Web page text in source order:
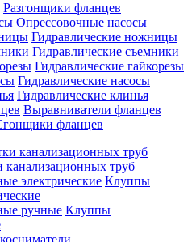
Разгонщики фланцев
Опрессовочные насосы
Гидравлические ножницы
Гидравлические съемники
Гидравлические гайкорезы
Гидравлические насосы
Гидравлические клинья
Выравниватели фланцев
фланцев
труб
Клуппы
Клуппы